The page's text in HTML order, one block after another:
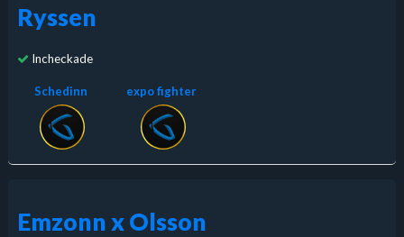
Ryssen
Incheckade
Schedinn expo fighter
Emzonn x Olsson